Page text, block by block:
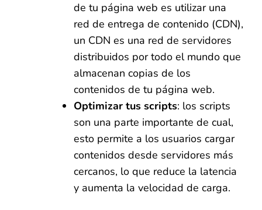
de tu página web es utilizar una
red de entrega de contenido (CDN),
un CDN es una red de servidores
distribuidos por todo el mundo que
almacenan copias de los
contenidos de tu página web.
Optimizar tus scripts: los scripts
son una parte importante de cual,
esto permite a los usuarios cargar
contenidos desde servidores más
cercanos, lo que reduce la latencia
y aumenta la velocidad de carga.